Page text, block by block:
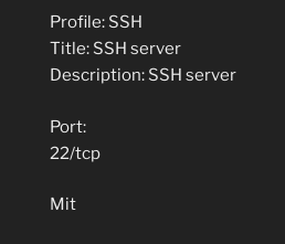
Profile: SSH
Title: SSH server
Description: SSH server
Port:
22/tcp
Mit